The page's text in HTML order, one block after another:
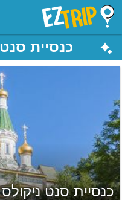
EZTrip
כנסיית
כנסיית סנט